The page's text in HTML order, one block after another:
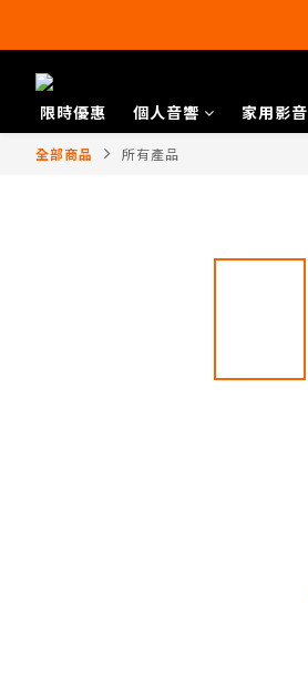
限時優惠
個人音響 家用影音
全部商品 所有產品